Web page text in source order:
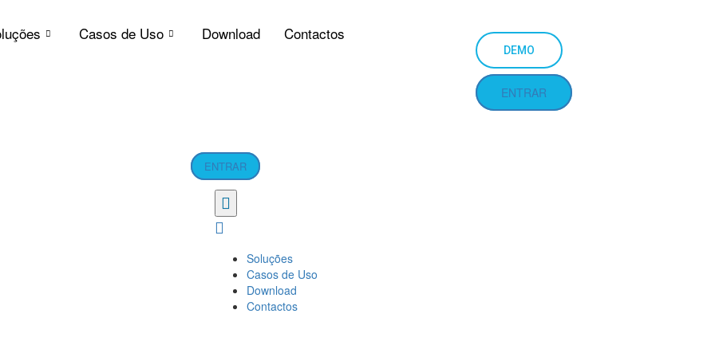
Casos de Uso Download Contactos
DEMO
ENTRAR
ENTRAR
Soluções
Casos de Uso
Download
Contactos